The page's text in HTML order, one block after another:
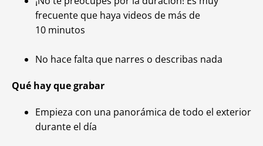
frecuente que haya videos de más de
10 minutos
No hace falta que narres o describas nada
Qué hay que grabar
Empieza con una panorámica de todo el exterior
durante el día